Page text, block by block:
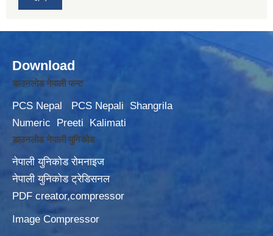
Download
डाउनलोड नेपाली फन्ट
PCS Nepal PCS Nepali
Shangrila
Numeric
Preeti Kalimati
डाउनलोड नेपाली युनिकोड
नेपाली युनिकोड रोमनाइज
नेपाली युनिकोड ट्रेडिसनल
PDF creator,compressor
Image Compressor